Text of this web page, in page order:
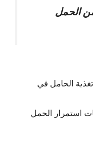
الحمل
الحامل في
استمرار الحمل